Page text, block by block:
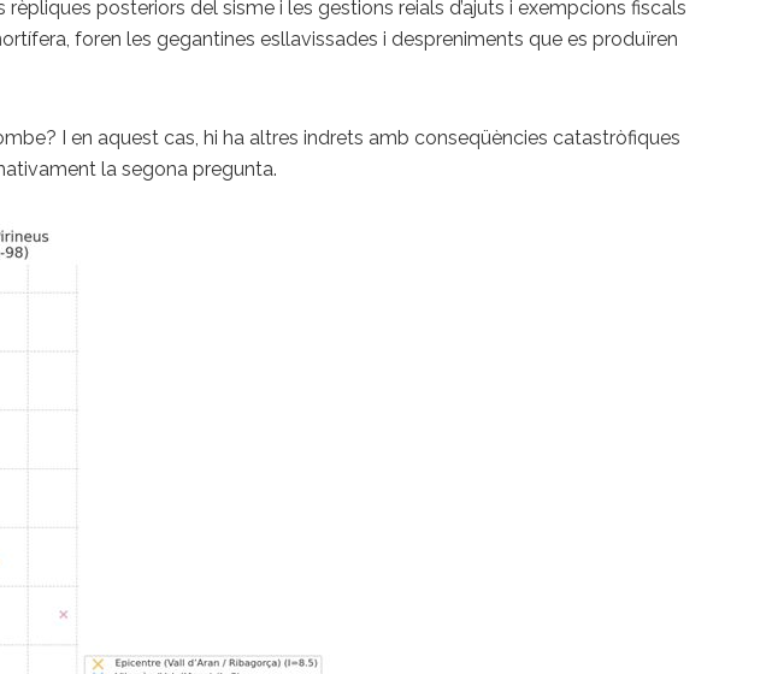
posteriors del sisme i les gestions reials d’ajuts i exempcions fiscals
foren les gegantines esllavissades i despreniments que es produïren
I en aquest cas, hi ha altres indrets amb conseqüències catastròfiques
la segona pregunta.